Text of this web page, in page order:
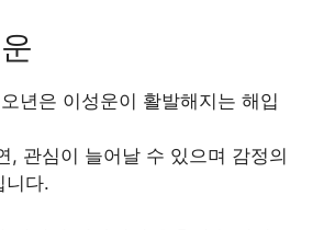
년은 이성운이 활발해지는 해입
, 관심이 늘어날 수 있으며 감정의
니다.